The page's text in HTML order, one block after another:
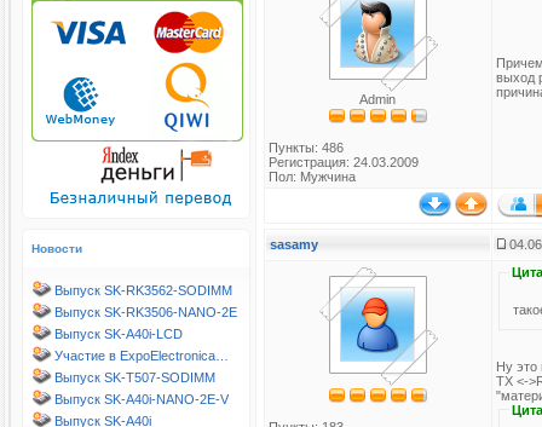
Новости
Выпуск SK-RK3562-SODIMM
Выпуск SK-RK3506-NANO-2E
Выпуск SK-A40i-LCD
Участие в ExpoElectronica…
Выпуск SK-T507-SODIMM
Выпуск SK-A40i-NANO-2E-V
Выпуск SK-A40i
Admin
Пункты: 486
Регистрация: 24.03.2009
Пол: Мужчина
выход
sasamy
Ну это
TX <-